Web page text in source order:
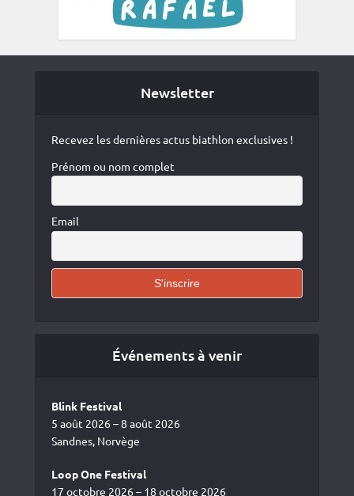
Newsletter
Recevez les dernières actus biathlon exclusives !
Prénom ou nom complet
Email
Événements à venir
Blink Festival
5 août 2026 – 8 août 2026
Sandnes, Norvège
Loop One Festival
17 octobre 2026 – 18 octobre 2026